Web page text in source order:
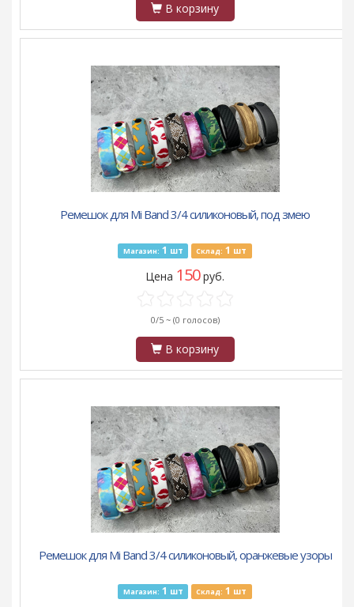
В корзину
Ремешок для Mi Band 3/4 силиконовый, под змею
Магазин: 1 шт Склад: 1 шт
Цена 150руб.
0/5 ~ (0 голосов)
В корзину
Ремешок для Mi Band 3/4 силиконовый, оранжевые узоры
Магазин: 1 шт Склад: 1 шт